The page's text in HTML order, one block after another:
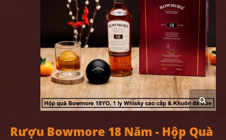
Rượu Bowmore 18 Năm - Hộp Quà